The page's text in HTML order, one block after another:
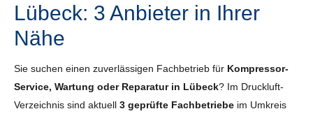
Lübeck: 3 Anbieter in Ihrer
Nähe
Sie suchen einen zuverlässigen Fachbetrieb für Kompressor-
Service, Wartung oder Reparatur in Lübeck? Im Druckluft-
Verzeichnis sind aktuell 3 geprüfte Fachbetriebe im Umkreis